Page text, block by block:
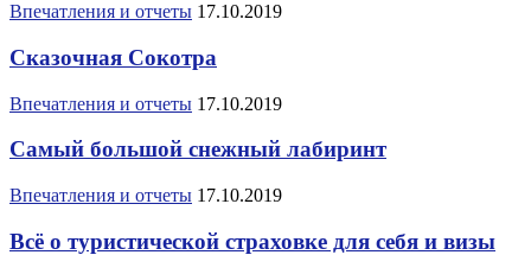
Впечатления и отчеты 17.10.2019
Сказочная Сокотра
Впечатления и отчеты 17.10.2019
Самый большой снежный лабиринт
Впечатления и отчеты 17.10.2019
Всё о туристической страховке для себя и визы